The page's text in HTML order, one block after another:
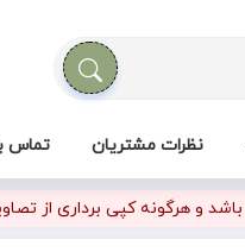
نظرات مشتریان تماس
و هرگونه کپی برداری از